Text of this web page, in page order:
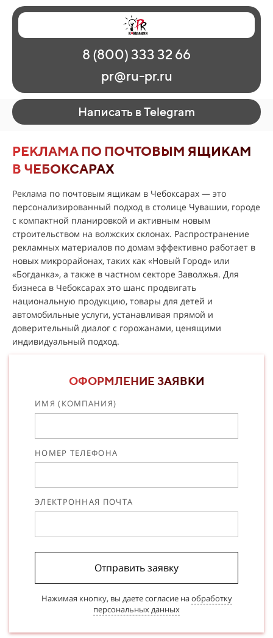
Главная
Наши работы
О рекламе
Регионы
Контакты
8 (800) 333 32 66
pr@ru-pr.ru
Написать в Telegram
РЕКЛАМА ПО ПОЧТОВЫМ ЯЩИКАМ
В ЧЕБОКСАРАХ
Реклама по почтовым ящикам в Чебоксарах — это
персонализированный подход в столице Чувашии, городе
с компактной планировкой и активным новым
строительством на волжских склонах. Распространение
рекламных материалов по домам эффективно работает в
новых микрорайонах, таких как «Новый Город» или
«Богданка», а также в частном секторе Заволжья. Для
бизнеса в Чебоксарах это шанс продвигать
национальную продукцию, товары для детей и
автомобильные услуги, устанавливая прямой и
доверительный диалог с горожанами, ценящими
индивидуальный подход.
ОФОРМЛЕНИЕ ЗАЯВКИ
ИМЯ (КОМПАНИЯ)
НОМЕР ТЕЛЕФОНА
ЭЛЕКТРОННАЯ ПОЧТА
Отправить заявку
Нажимая кнопку, вы даете согласие наобработку
персональных данных